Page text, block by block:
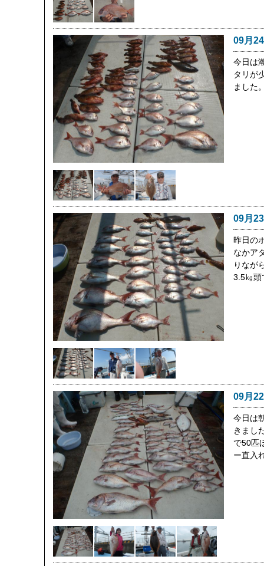
09月
今日は
タリが
ました
09月
昨日の
なかア
りなが
3.5㎏頭
09月
今日は
きまし
で50匹
ー直入